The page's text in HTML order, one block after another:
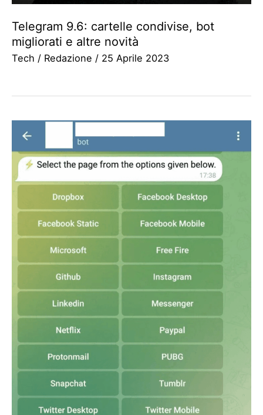
Telegram 9.6: cartelle condivise, bot
migliorati e altre novità
Tech / Redazione / 25 Aprile 2023